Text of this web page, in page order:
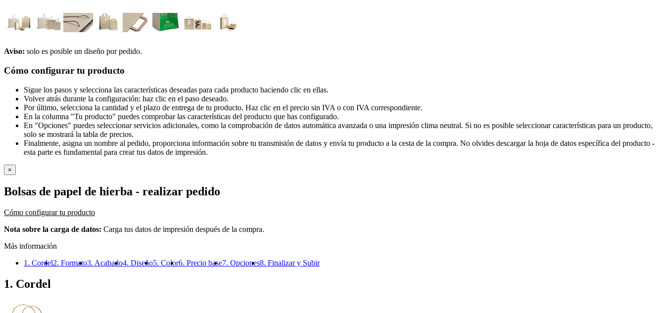
Aviso: solo es posible un diseño por pedido.
Cómo configurar tu producto
Sigue los pasos y selecciona las características deseadas para cada producto haciendo clic en ellas.
Volver atrás durante la configuración: haz clic en el paso deseado.
Por último, selecciona la cantidad y el plazo de entrega de tu producto. Haz clic en el precio sin IVA o con IVA correspondiente.
En la columna "Tu producto" puedes comprobar las características del producto que has configurado.
En "Opciones" puedes seleccionar servicios adicionales, como la comprobación de datos automática avanzada o una impresión clima neutral. Si no es posible seleccionar características para un producto,
solo se mostrará la tabla de precios.
Finalmente, asigna un nombre al pedido, proporciona información sobre tu transmisión de datos y envía tu producto a la cesta de la compra. No olvides descargar la hoja de datos específica del producto -
esta parte es fundamental para crear tus datos de impresión.
×
Bolsas de papel de hierba - realizar pedido
Cómo configurar tu producto
Nota sobre la carga de datos: Carga tus datos de impresión después de la compra.
Más información
1. Cordel2. Formato3. Acabado4. Diseño5. Color6. Precio base7. Opciones8. Finalizar y Subir
1. Cordel